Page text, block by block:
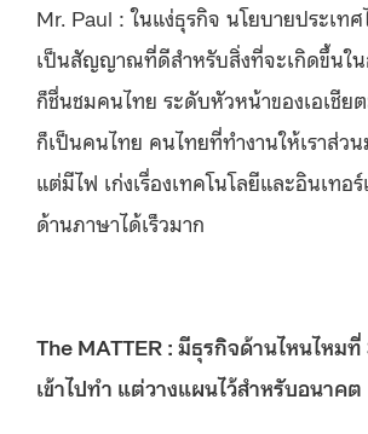
Mr. Paul : ในแง่ธุรกิจ นโยบายประเท
เป็นสัญญาณที่ดีสำหรับสิ่งที่จะเกิดขึ้นใ
ก็ชื่นชมคนไทย ระดับหัวหน้าของเอเชีย
ก็เป็นคนไทย คนไทยที่ทำงานให้เราส่ว
แต่มีไฟ เก่งเรื่องเทคโนโลยีและอินเท
ด้านภาษาได้เร็วมาก
The MATTER : มีธุรกิจด้านไหนไหมที่
เข้าไปทำ แต่วางแผนไว้สำหรับอนาคต